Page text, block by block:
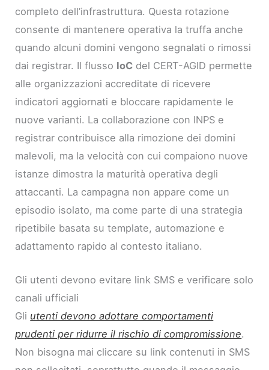
completo dell’infrastruttura. Questa rotazione
consente di mantenere operativa la truffa anche
quando alcuni domini vengono segnalati o rimossi
dai registrar. Il flusso IoC del CERT-AGID permette
alle organizzazioni accreditate di ricevere
indicatori aggiornati e bloccare rapidamente le
nuove varianti. La collaborazione con INPS e
registrar contribuisce alla rimozione dei domini
malevoli, ma la velocità con cui compaiono nuove
istanze dimostra la maturità operativa degli
attaccanti. La campagna non appare come un
episodio isolato, ma come parte di una strategia
ripetibile basata su template, automazione e
adattamento rapido al contesto italiano.
Gli utenti devono evitare link SMS e verificare solo
canali ufficiali
Gli utenti devono adottare comportamenti
prudenti per ridurre il rischio di compromissione.
Non bisogna mai cliccare su link contenuti in SMS